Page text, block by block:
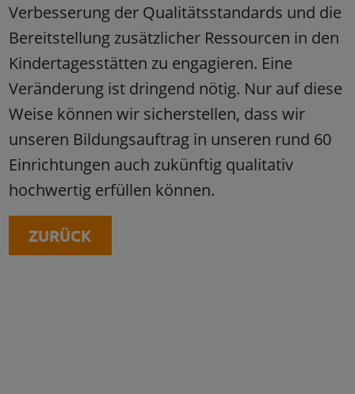
Verbesserung der Qualitätsstandards und die
Bereitstellung zusätzlicher Ressourcen in den
Kindertagesstätten zu engagieren. Eine
Veränderung ist dringend nötig. Nur auf diese
Weise können wir sicherstellen, dass wir
unseren Bildungsauftrag in unseren rund 60
Einrichtungen auch zukünftig qualitativ
hochwertig erfüllen können.
ZURÜCK